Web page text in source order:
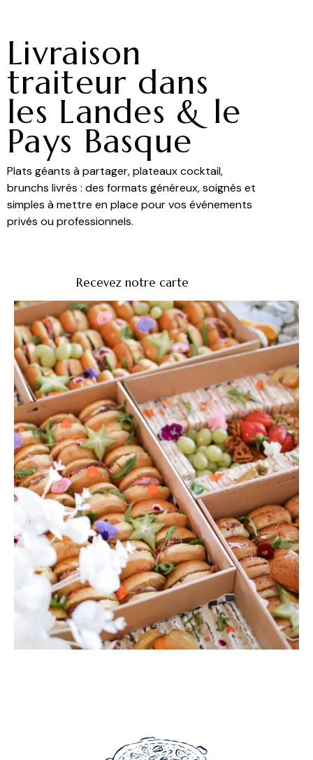
Livraison
traiteur dans
les Landes & le
Pays Basque
Plats géants à partager, plateaux cocktail,
brunchs livrés : des formats généreux, soignés et
simples à mettre en place pour vos événements
privés ou professionnels.
Recevez notre carte